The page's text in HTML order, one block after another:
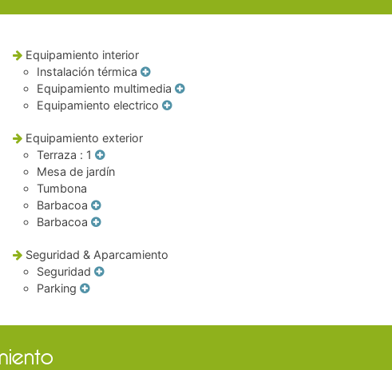
Equipamiento interior
Instalación térmica
Equipamiento multimedia
Equipamiento electrico
Equipamiento exterior
Terraza : 1
Mesa de jardín
Tumbona
Barbacoa
Barbacoa
Seguridad & Aparcamiento
Seguridad
Parking